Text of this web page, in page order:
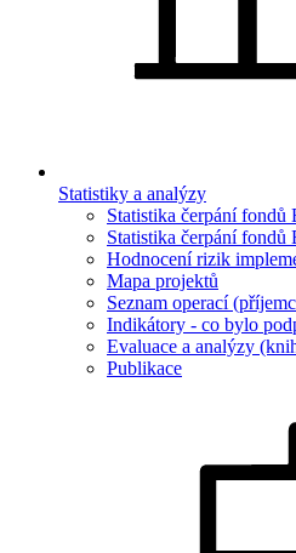
Statistiky a analýzy
Statistika čerpání fondů
Statistika čerpání fondů
Hodnocení rizik
Mapa projektů
Seznam operací
Indikátory - co bylo
Evaluace a analýzy
Publikace